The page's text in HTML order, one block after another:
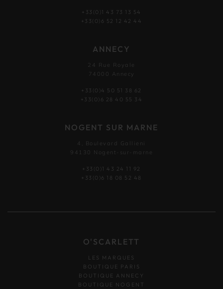
+33(0)1 43 73 13 54
+33(0)6 52 12 42 44
ANNECY
24 Rue Royale
74000 Annecy
+33(0)4 50 51 38 62
+33(0)6 28 40 55 34
NOGENT SUR MARNE
4, Boulevard Gallieni
94130 Nogent-sur-marne
+33(0)1 43 24 11 92
+33(0)6 18 08 52 48
O'SCARLETT
LES MARQUES
BOUTIQUE PARIS
BOUTIQUE ANNECY
BOUTIQUE NOGENT